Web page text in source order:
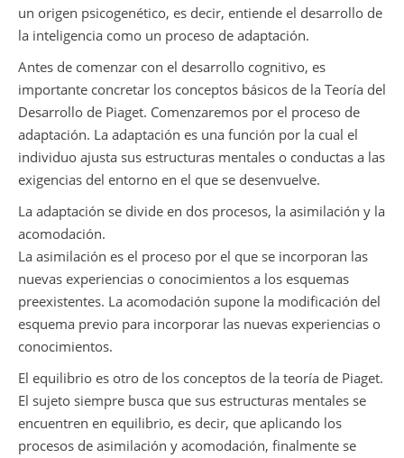
un origen psicogenético, es decir, entiende el desarrollo de
la inteligencia como un proceso de adaptación.
Antes de comenzar con el desarrollo cognitivo, es
importante concretar los conceptos básicos de la Teoría del
Desarrollo de Piaget. Comenzaremos por el proceso de
adaptación. La adaptación es una función por la cual el
individuo ajusta sus estructuras mentales o conductas a las
exigencias del entorno en el que se desenvuelve.
La adaptación se divide en dos procesos, la asimilación y la
acomodación.
La asimilación es el proceso por el que se incorporan las
nuevas experiencias o conocimientos a los esquemas
preexistentes. La acomodación supone la modificación del
esquema previo para incorporar las nuevas experiencias o
conocimientos.
El equilibrio es otro de los conceptos de la teoría de Piaget.
El sujeto siempre busca que sus estructuras mentales se
encuentren en equilibrio, es decir, que aplicando los
procesos de asimilación y acomodación, finalmente se